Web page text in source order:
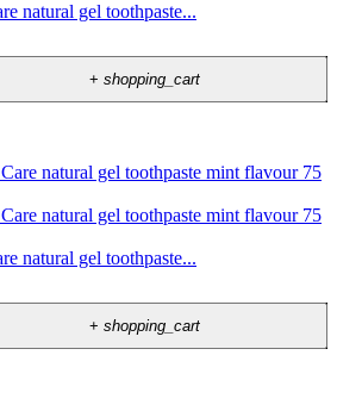
natural gel toothpaste...
+shopping_cart
natural gel toothpaste...
+shopping_cart